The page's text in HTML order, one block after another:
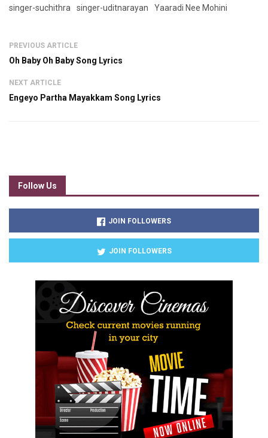
singer-suchithra singer-uditnarayan Yaaradi Nee Mohini
PREVIOUS ARTICLE
Oh Baby Oh Baby Song Lyrics
NEXT ARTICLE
Engeyo Partha Mayakkam Song Lyrics
Follow Us
JOIN FOLLOWERS
JOIN FOLLOWERS